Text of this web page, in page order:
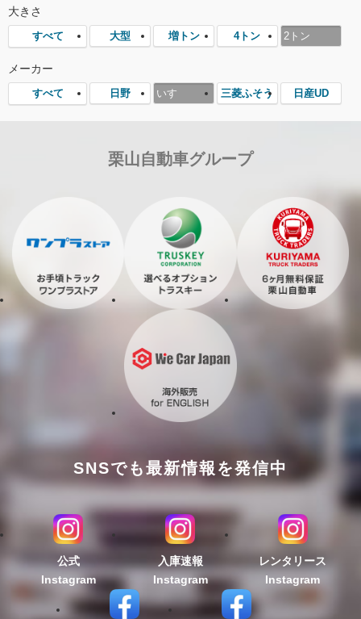
大きさ
すべて 大型 増トン 4トン 2トン
メーカー
すべて 日野 いすゞ 三菱ふそう 日産UD
栗山自動車グループ
SNSでも最新情報を発信中
公式
Instagram
入庫速報
Instagram
レンタリース
Instagram